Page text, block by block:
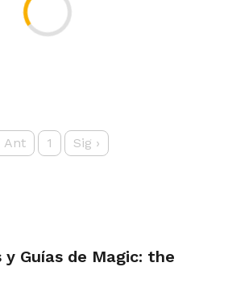
Ant 1 Sig ›
y Guías de Magic: the